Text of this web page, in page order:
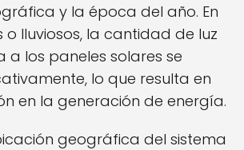
y la época del año. En
lluviosos, la cantidad de luz
a los paneles solares se
lo que resulta en
en la generación de energía.
geográfica del sistema